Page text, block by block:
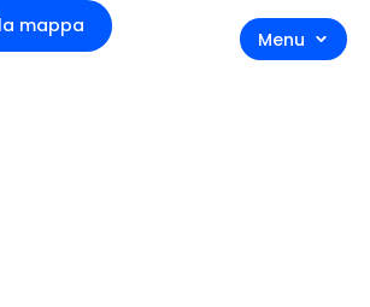
Menu
la mappa